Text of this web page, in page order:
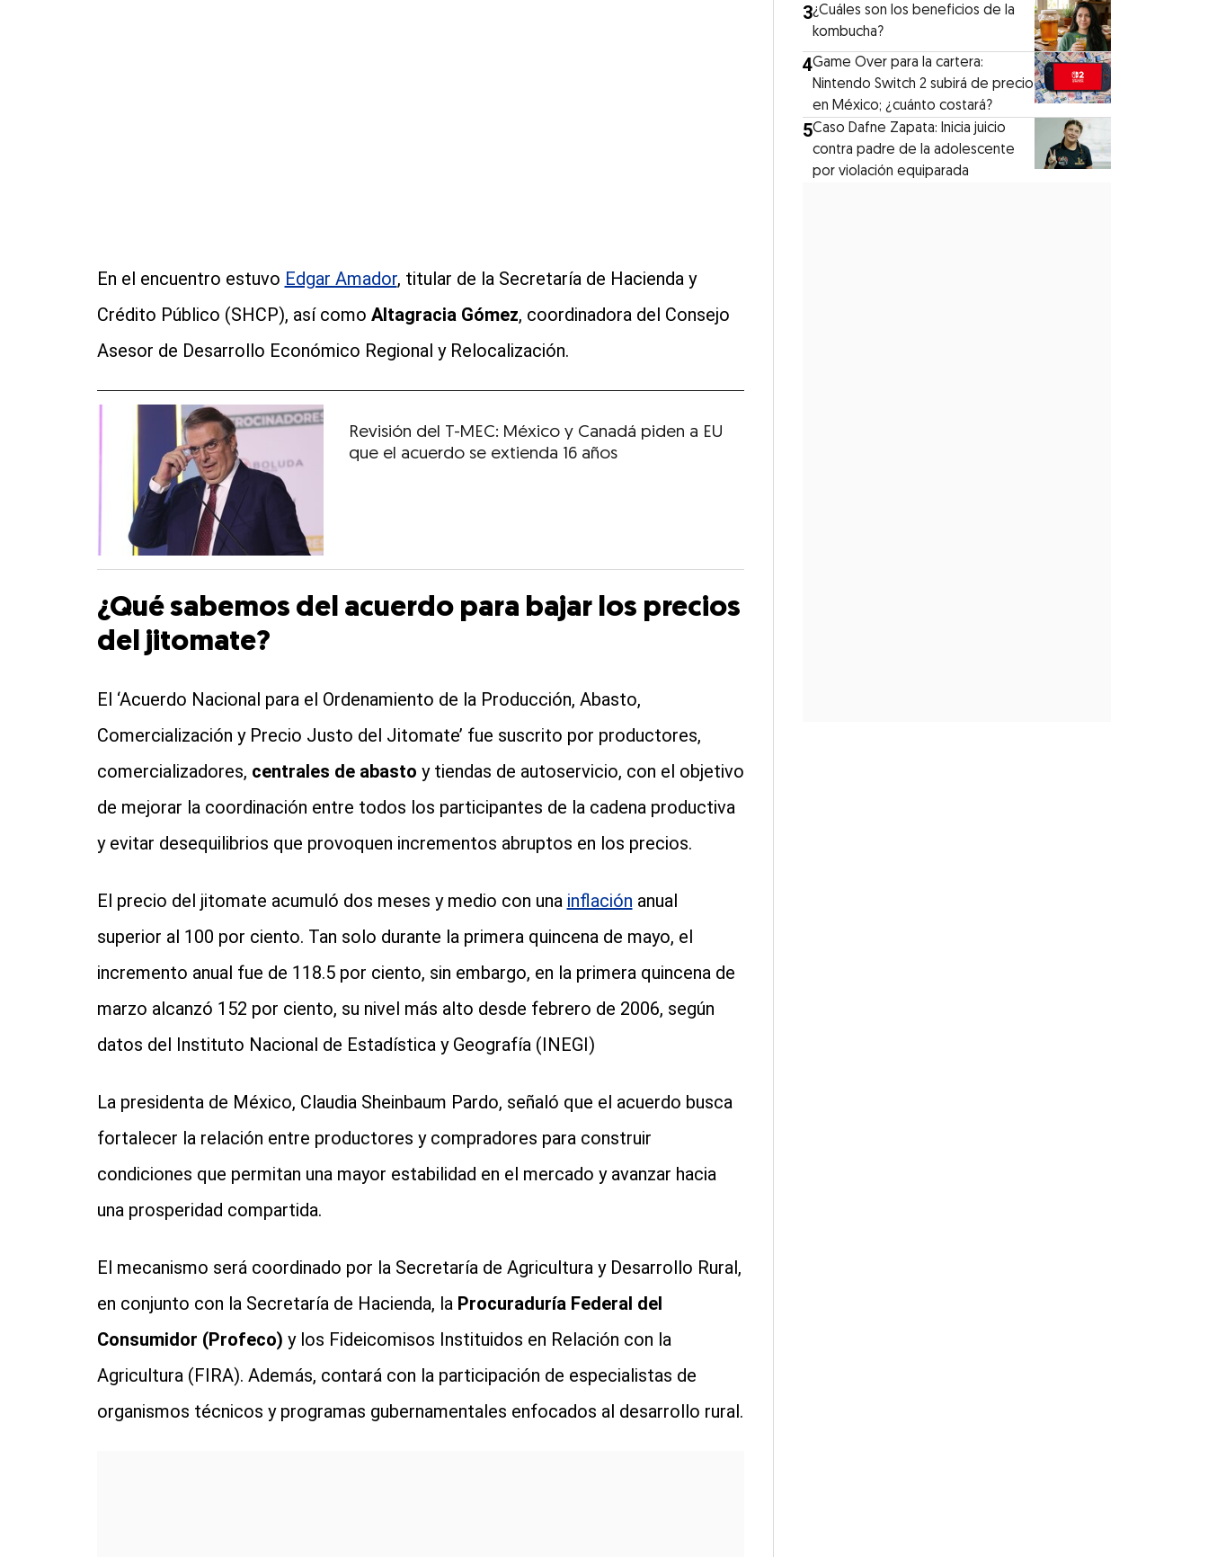
En el encuentro estuvo Edgar Amador, titular de la Secretaría de Hacienda y
Crédito Público (SHCP), así como Altagracia Gómez, coordinadora del Consejo
Asesor de Desarrollo Económico Regional y Relocalización.
Revisión del T-MEC: México y Canadá piden a EU
que el acuerdo se extienda 16 años
¿Qué sabemos del acuerdo para bajar los precios
del jitomate?
El ‘Acuerdo Nacional para el Ordenamiento de la Producción, Abasto,
Comercialización y Precio Justo del Jitomate’ fue suscrito por productores,
comercializadores, centrales de abasto y tiendas de autoservicio, con el objetivo
de mejorar la coordinación entre todos los participantes de la cadena productiva
y evitar desequilibrios que provoquen incrementos abruptos en los precios.
El precio del jitomate acumuló dos meses y medio con una inflación anual
superior al 100 por ciento. Tan solo durante la primera quincena de mayo, el
incremento anual fue de 118.5 por ciento, sin embargo, en la primera quincena de
marzo alcanzó 152 por ciento, su nivel más alto desde febrero de 2006, según
datos del Instituto Nacional de Estadística y Geografía (INEGI)
La presidenta de México, Claudia Sheinbaum Pardo, señaló que el acuerdo busca
fortalecer la relación entre productores y compradores para construir
condiciones que permitan una mayor estabilidad en el mercado y avanzar hacia
una prosperidad compartida.
El mecanismo será coordinado por la Secretaría de Agricultura y Desarrollo Rural,
en conjunto con la Secretaría de Hacienda, la Procuraduría Federal del
Consumidor (Profeco) y los Fideicomisos Instituidos en Relación con la
Agricultura (FIRA). Además, contará con la participación de especialistas de
organismos técnicos y programas gubernamentales enfocados al desarrollo rural.
3¿Cuáles son los beneficios de la
kombucha?
4Game Over para la cartera:
Nintendo Switch 2 subirá de precio
en México; ¿cuánto costará?
5Caso Dafne Zapata: Inicia juicio
contra padre de la adolescente
por violación equiparada